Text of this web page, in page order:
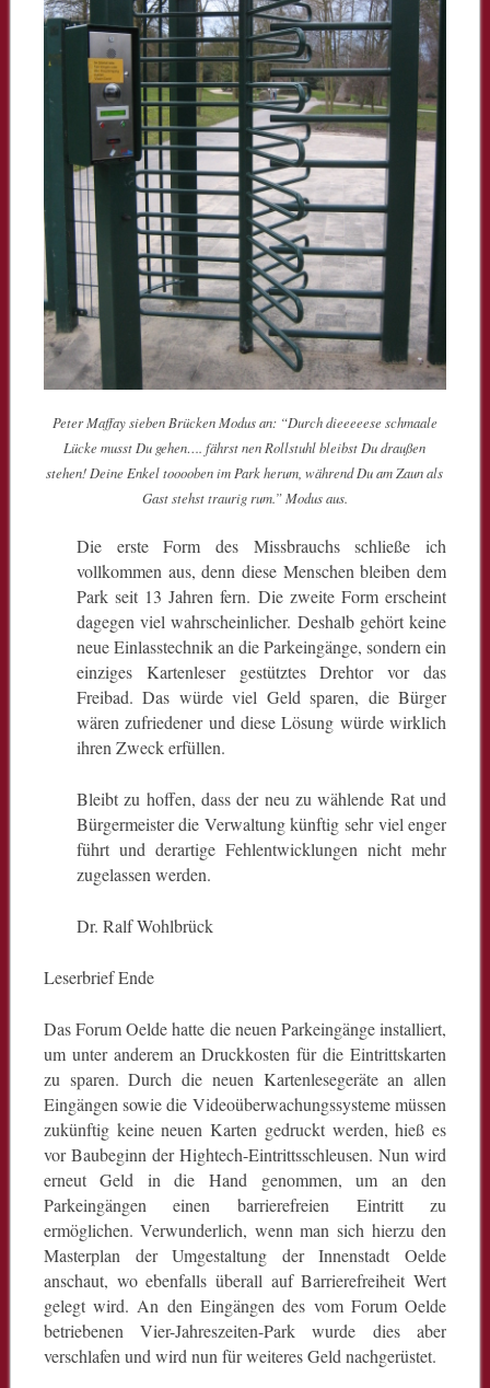
Peter Maffay sieben Brücken Modus an: “Durch dieeeeese schmaale
Lücke musst Du gehen…. fährst nen Rollstuhl bleibst Du draußen
stehen! Deine Enkel tooooben im Park herum, während Du am Zaun als
Gast stehst traurig rum.” Modus aus.
Die erste Form des Missbrauchs schließe ich
vollkommen aus, denn diese Menschen bleiben dem
Park seit 13 Jahren fern. Die zweite Form erscheint
dagegen viel wahrscheinlicher. Deshalb gehört keine
neue Einlasstechnik an die Parkeingänge, sondern ein
einziges Kartenleser gestütztes Drehtor vor das
Freibad. Das würde viel Geld sparen, die Bürger
wären zufriedener und diese Lösung würde wirklich
ihren Zweck erfüllen.
Bleibt zu hoffen, dass der neu zu wählende Rat und
Bürgermeister die Verwaltung künftig sehr viel enger
führt und derartige Fehlentwicklungen nicht mehr
zugelassen werden.
Dr. Ralf Wohlbrück
Leserbrief Ende
Das Forum Oelde hatte die neuen Parkeingänge installiert,
um unter anderem an Druckkosten für die Eintrittskarten
zu sparen. Durch die neuen Kartenlesegeräte an allen
Eingängen sowie die Videoüberwachungssysteme müssen
zukünftig keine neuen Karten gedruckt werden, hieß es
vor Baubeginn der Hightech-Eintrittsschleusen. Nun wird
erneut Geld in die Hand genommen, um an den
Parkeingängen einen barrierefreien Eintritt zu
ermöglichen. Verwunderlich, wenn man sich hierzu den
Masterplan der Umgestaltung der Innenstadt Oelde
anschaut, wo ebenfalls überall auf Barrierefreiheit Wert
gelegt wird. An den Eingängen des vom Forum Oelde
betriebenen Vier-Jahreszeiten-Park wurde dies aber
verschlafen und wird nun für weiteres Geld nachgerüstet.